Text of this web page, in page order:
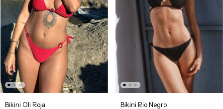
Bikini Oli Roja Bikini Rio Negro